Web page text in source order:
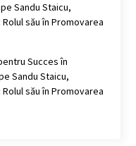
pe Sandu Staicu,
său în Promovarea
Succes în
Sandu Staicu,
său în Promovarea